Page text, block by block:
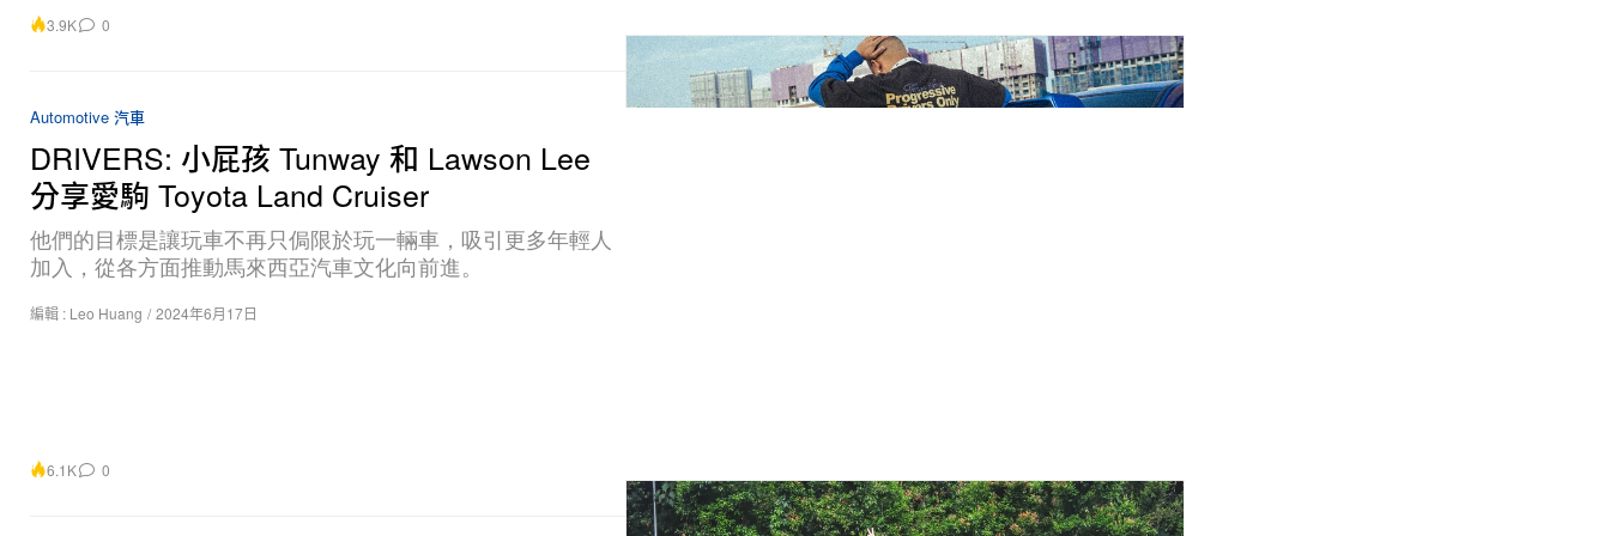
3.9K 0
Automotive 汽車
DRIVERS: 小屁孩 Tunway 和 Lawson Lee
分享愛駒 Toyota Land Cruiser
他們的目標是讓玩車不再只侷限於玩一輛車，吸引更多年輕人
加入，從各方面推動馬來西亞汽車文化向前進。
編輯 : Leo Huang / 2024年6月17日
6.1K 0